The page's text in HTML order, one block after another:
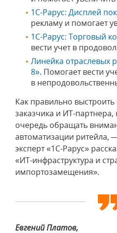
1С-Рарус: Дисплей
рекламу и помогает
1С-Рарус: Торговый
вести учет в
Линейка отраслевых
8». Помогает вести
в
Как правильно
заказчика и ИТ-
очередь обращать
автоматизации ритейла,
эксперт «1С-Рарус»
«ИТ-инфраструктура и
импортозамещения».
Евгений Платов,